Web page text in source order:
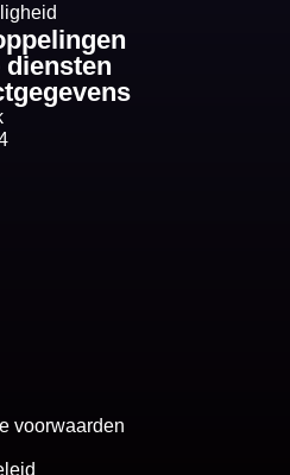
diensten
voorwaarden